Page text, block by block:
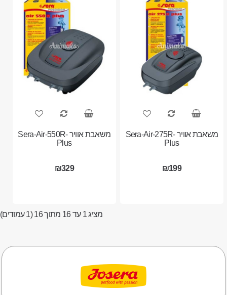
משאבת אוויר Sera-Air-275R-
Plus
₪199
משאבת אוויר Sera-Air-550R-
Plus
₪329
מציג 1 עד 16 מתוך 16 (1 עמודים)